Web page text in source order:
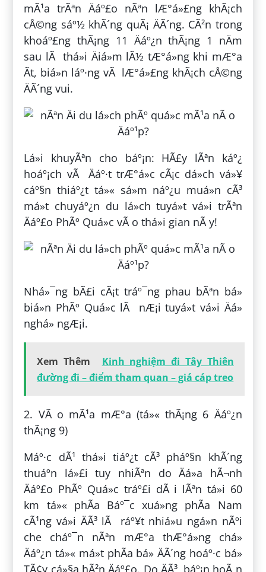
mÃ¹a trÃªn Äáº£o nÃªn lÆ°á»£ng khÃ¡ch
cÅ©ng sáº½ khÃ´ng quÃ¡ ÄÃ´ng. CÃ²n trong
khoáº£ng thÃ¡ng 11 Äáº¿n thÃ¡ng 1 nÄm
sau lÃ thá»i Äiá»m lÃ½ tÆ°á»ng khi mÆ°a
Ã­t, biá»n láº·ng vÃ lÆ°á»£ng khÃ¡ch cÅ©ng
ÄÃ´ng vui.
Lá»i khuyÃªn cho báº¡n: HÃ£y lÃªn káº¿
hoáº¡ch vÃ Äáº·t trÆ°á»c cÃ¡c dá»ch vá»¥
cáº§n thiáº¿t tá»« sá»m náº¿u muá»n cÃ³
má»t chuyáº¿n du lá»ch tuyá»t vá»i trÃªn
Äáº£o PhÃº Quá»c vÃ o thá»i gian nÃ y!
Nhá»¯ng bÃ£i cÃ¡t tráº¯ng phau bÃªn bá»
biá»n PhÃº Quá»c lÃ nÆ¡i tuyá»t vá»i Äá»
nghá» ngÆ¡i.
Xem Thêm
Kinh nghiệm đi Tây Thiên
đường đi – điểm tham quan – giá cáp treo
2. VÃ o mÃ¹a mÆ°a (tá»« thÃ¡ng 6 Äáº¿n
thÃ¡ng 9)
Máº·c dÃ¹ thá»i tiáº¿t cÃ³ pháº§n khÃ´ng
thuáº­n lá»£i tuy nhiÃªn do Äá»a hÃ¬nh
Äáº£o PhÃº Quá»c tráº£i dÃ i lÃªn tá»i 60
km tá»« phÃ­a Báº¯c xuá»ng phÃ­a Nam
cÃ¹ng vá»i ÄÃ³ lÃ ráº¥t nhiá»u ngá»n nÃºi
che cháº¯n nÃªn mÆ°a thÆ°á»ng chá»
Äáº¿n tá»« má»t phÃ­a bá» ÄÃ´ng hoáº·c bá»
TÃ¢y cá»§a hÃ²n Äáº£o. Do ÄÃ³, báº¡n hoÃ n